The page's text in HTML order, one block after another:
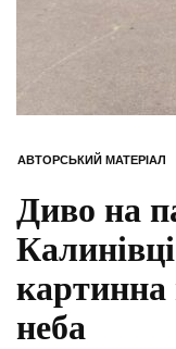
АВТОРСЬКИЙ МАТЕРІАЛ
Диво на
картинна
неба